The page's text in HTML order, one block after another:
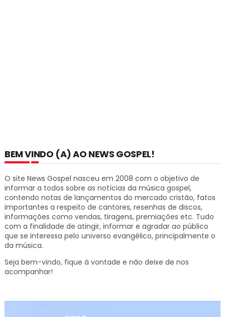
BEM VINDO (A) AO NEWS GOSPEL!
O site News Gospel nasceu em 2008 com o objetivo de
informar a todos sobre as notícias da música gospel,
contendo notas de lançamentos do mercado cristão, fatos
importantes a respeito de cantores, resenhas de discos,
informações como vendas, tiragens, premiações etc. Tudo
com a finalidade de atingir, informar e agradar ao público
que se interessa pelo universo evangélico, principalmente o
da música.
Seja bem-vindo, fique à vontade e não deixe de nos
acompanhar!